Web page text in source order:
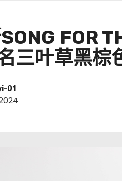
SONG FOR
三叶草黑棕
01